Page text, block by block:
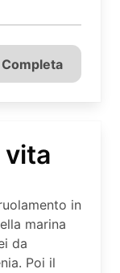
vita
in
marina
da
Poi il